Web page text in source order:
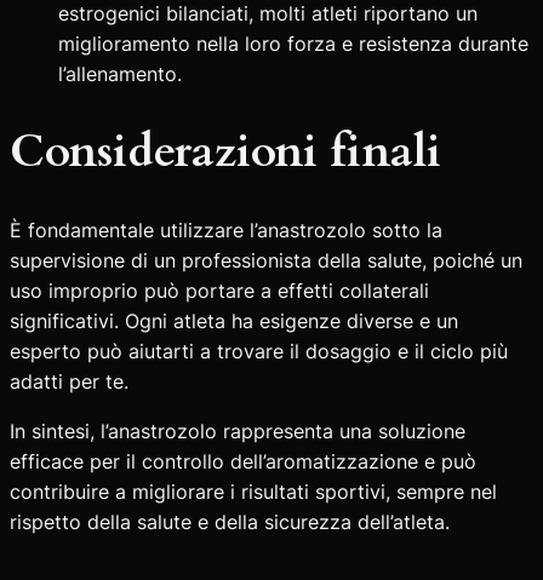
estrogenici bilanciati, molti atleti riportano un
miglioramento nella loro forza e resistenza durante
l’allenamento.
Considerazioni finali
È fondamentale utilizzare l’anastrozolo sotto la
supervisione di un professionista della salute, poiché un
uso improprio può portare a effetti collaterali
significativi. Ogni atleta ha esigenze diverse e un
esperto può aiutarti a trovare il dosaggio e il ciclo più
adatti per te.
In sintesi, l’anastrozolo rappresenta una soluzione
efficace per il controllo dell’aromatizzazione e può
contribuire a migliorare i risultati sportivi, sempre nel
rispetto della salute e della sicurezza dell’atleta.